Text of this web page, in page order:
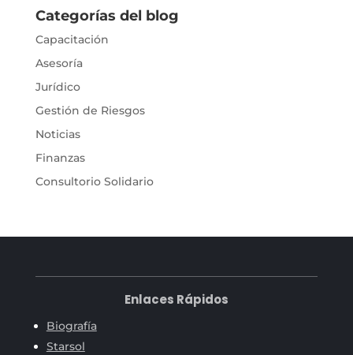
Categorías del blog
Capacitación
Asesoría
Jurídico
Gestión de Riesgos
Noticias
Finanzas
Consultorio Solidario
Enlaces Rápidos
Biografía
Starsol